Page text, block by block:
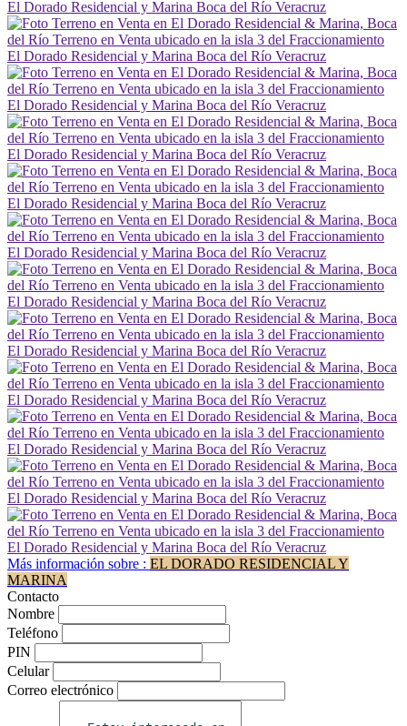
Más información sobre : EL DORADO RESIDENCIAL Y
MARINA
Contacto
Nombre
Teléfono
PIN
Celular
Correo electrónico